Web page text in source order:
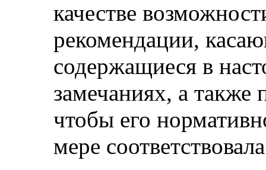
качестве
рекомендации,
содержащиеся в
замечаниях, а также
чтобы его
мере